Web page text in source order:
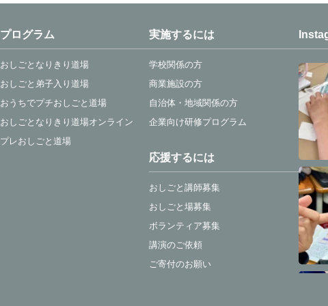
プログラム
おしごとなりきり道場
おしごと弟子入り道場
おうちでプチおしごと道場
おしごとなりきり道場オンライン
プレおしごと道場
実施するには
学校関係の方
商業施設の方
自治体・地域関係の方
企業向け研修プログラム
応援するには
おしごと講師募集
おしごと場募集
ボランティア募集
講演のご依頼
ご寄付のお願い